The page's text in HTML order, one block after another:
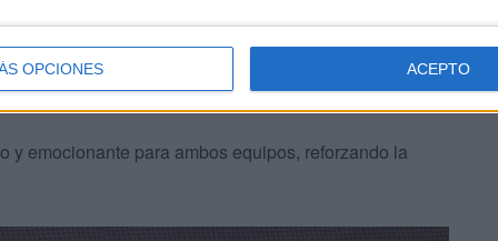
OPCIONES ACEPTO
emocionante para ambos equipos, reforzando la